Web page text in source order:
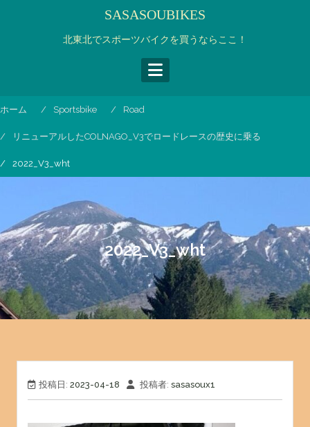
キ
プ
SASASOUBIKES
北東北でスポーツバイクを買うならここ！
ホーム Sportsbike Road
リニューアルしたCOLNAGO_V3でロードレースの歴史に乗る
2022_V3_wht
2022_V3_wht
投稿日: 2023-04-18 投稿者: sasasoux1